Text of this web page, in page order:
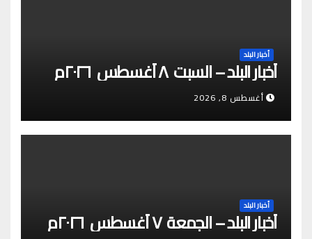
أخبار البلد
أخبار البلد – السبت ٨ أغسطس ٢٠٢٦م
أغسطس 8, 2026
أخبار البلد
أخبار البلد – الجمعة ٧ أغسطس ٢٠٢٦م